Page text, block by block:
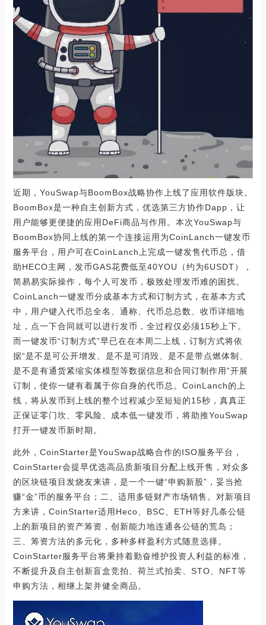
近期，YouSwap与BoomBox战略协作上线了应用软件版块。
BoomBox是一种自主创新方式，优选第三方协作Dapp，让
用户能够更便捷的应用DeFi商品与作用。本次YouSwap与
BoomBox协同上线的第一个连接运用为CoinLanch一键发币
服务平台，用户可在CoinLanch上完成一键发售代币总，借
助HECO主网，发币GAS花费低至40YOU（约为6USDT），
简易易实际操作，每个人可发币，极致处理发币难的困扰。
CoinLanch一键发币分成基本方式和订制方式，在基本方式
中，用户键入代币总全名、通称、代币总总数、收币详细地
址，点一下合同就可以进行发币，全过程仅必须15秒上下。
而一键发币“订制方式”早已在在本周二上线，订制方式将依
据“是不是可公开增发、是不是可消毁、是不是带点燃体制、
是不是有通货紧缩实体模型等数据信息和合同订制作用”开展
订制，使你一键有着属于你自身的代币总。CoinLanch的上
线，将从发币到上线的整个过程减少至短短的15秒，真真正
正保证零门坎、零风险、成本低一键发币，将助推YouSwap
打开一键发币新时期。
此外，CoinStarter是YouSwap战略合作的ISO服务平台，
CoinStarter会提早优选高品质新项目分配上线开售，对众多
的区块链项目发烧友来讲，是一个一键“申购新股”，妥当抢
赚“金”币的服务平台；二、适用多链财产市场销售。对新项目
方来讲，CoinStarter适用Heco、BSC、ETH等好几条公链
上的新项目的资产筹资，创新能力地连通各公链的荒岛；
三、筹资方法的多元化，多种多样盈利方式随意选择。
CoinStarter服务平台将秉持着勤奋维护投资人利益的标准，
不断提升及自主创新盲盒竞拍、荷兰式拍卖、STO、NFT等
申购方法，相继上架并健全商品。